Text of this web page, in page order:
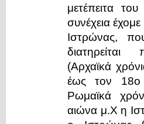
μετέπειτα
συνέχεια
Ιστρώνας,
(Αρχαϊκά
έως τον
Ρωμαϊκά
αιώνα μ.Χ η